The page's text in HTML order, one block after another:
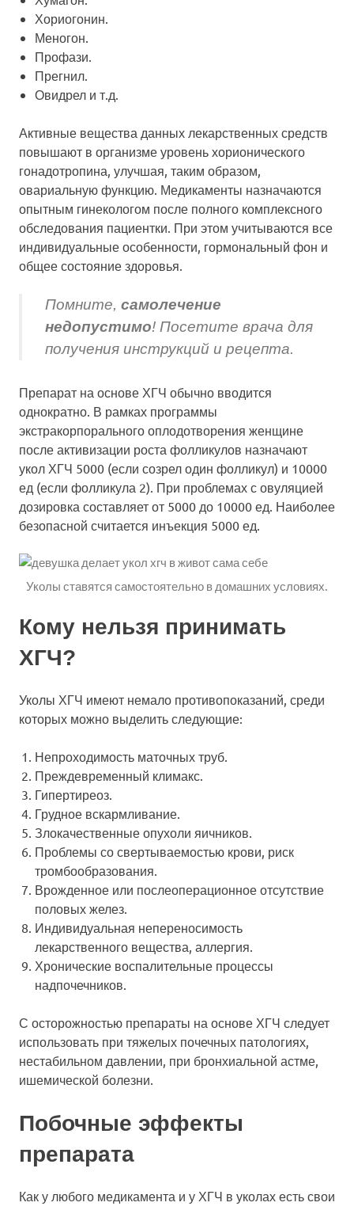
Хориогонин.
Меногон.
Профази.
Прегнил.
Овидрел и т.д.
Активные вещества данных лекарственных средств
повышают в организме уровень хорионического
гонадотропина, улучшая, таким образом,
овариальную функцию. Медикаменты назначаются
опытным гинекологом после полного комплексного
обследования пациентки. При этом учитываются все
индивидуальные особенности, гормональный фон и
общее состояние здоровья.
Помните, самолечение
недопустимо! Посетите врача для
получения инструкций и рецепта.
Препарат на основе ХГЧ обычно вводится
однократно. В рамках программы
экстракорпорального оплодотворения женщине
после активизации роста фолликулов назначают
укол ХГЧ 5000 (если созрел один фолликул) и 10000
ед (если фолликула 2). При проблемах с овуляцией
дозировка составляет от 5000 до 10000 ед. Наиболее
безопасной считается инъекция 5000 ед.
Уколы ставятся самостоятельно в домашних условиях.
Кому нельзя принимать
ХГЧ?
Уколы ХГЧ имеют немало противопоказаний, среди
которых можно выделить следующие:
Непроходимость маточных труб.
Преждевременный климакс.
Гипертиреоз.
Грудное вскармливание.
Злокачественные опухоли яичников.
Проблемы со свертываемостью крови, риск
тромбообразования.
Врожденное или послеоперационное отсутствие
половых желез.
Индивидуальная непереносимость
лекарственного вещества, аллергия.
Хронические воспалительные процессы
надпочечников.
С осторожностью препараты на основе ХГЧ следует
использовать при тяжелых почечных патологиях,
нестабильном давлении, при бронхиальной астме,
ишемической болезни.
Побочные эффекты
препарата
Как у любого медикамента и у ХГЧ в уколах есть свои